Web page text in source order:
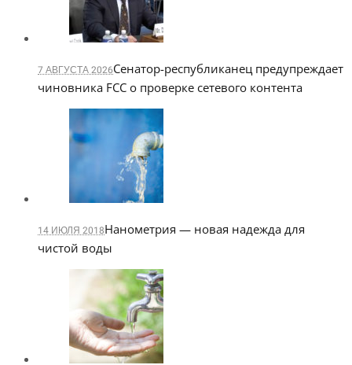
7 АВГУСТА 2026Сенатор-республиканец предупреждает
чиновника FCC о проверке сетевого контента
14 ИЮЛЯ 2018Нанометрия — новая надежда для
чистой воды